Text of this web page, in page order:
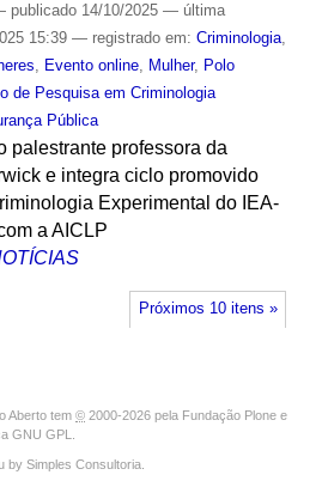
publicado14/10/2025 — última
15:39 — registrado em: Criminologia,
, Evento online, Mulher, Polo
de Pesquisa em Criminologia
Pública
palestrante professora da
e integra ciclo promovido
Experimental do IEA-
a AICLP
Próximos 10 itens »
Aberto tem © 2000-2026 pela Fundação Plone e
GNU GPL
by Simples Consultoria